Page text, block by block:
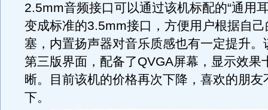
2.5mm音频接口可以通过该机标配的“通用
变成标准的3.5mm接口，方便用户根据自
塞，内置扬声器对音乐质感也有一定提升。
第三版界面，配备了QVGA屏幕，显示效果
晰。目前该机的价格再次下降，喜欢的朋友
下。